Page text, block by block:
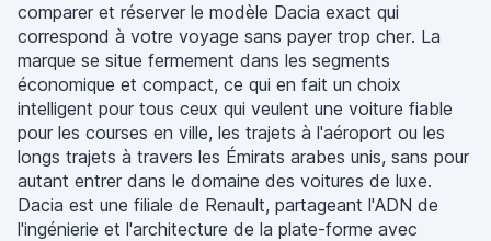
comparer et réserver le modèle Dacia exact qui
correspond à votre voyage sans payer trop cher. La
marque se situe fermement dans les segments
économique et compact, ce qui en fait un choix
intelligent pour tous ceux qui veulent une voiture fiable
pour les courses en ville, les trajets à l'aéroport ou les
longs trajets à travers les Émirats arabes unis, sans pour
autant entrer dans le domaine des voitures de luxe.
Dacia est une filiale de Renault, partageant l'ADN de
l'ingénierie et l'architecture de la plate-forme avec